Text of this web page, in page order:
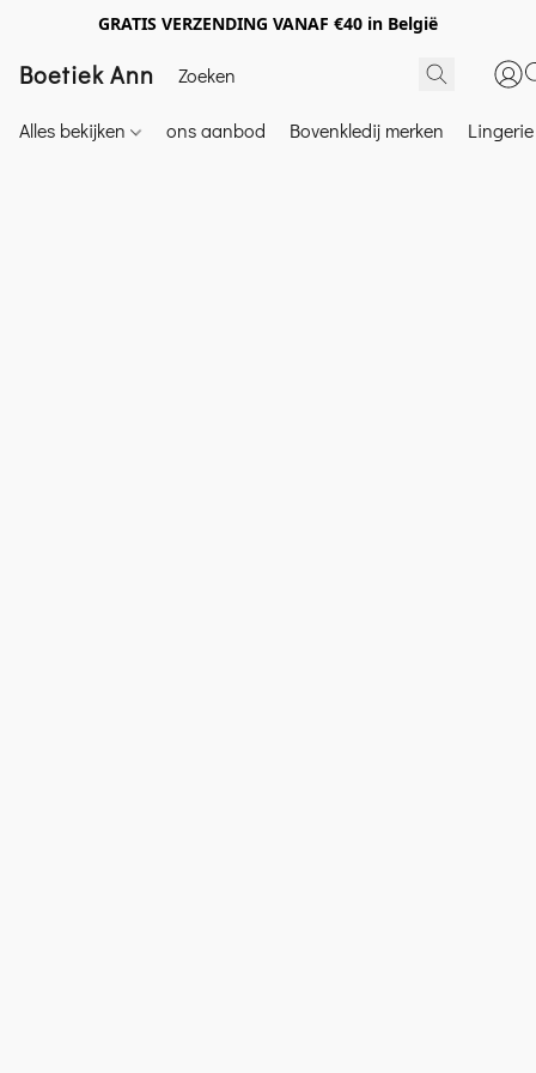
GRATIS VERZENDING VANAF €40 in België
Boetiek Ann
Alles bekijken ons aanbod Bovenkledij merken